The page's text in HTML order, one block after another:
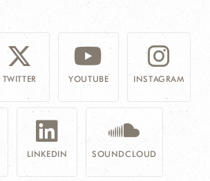
TWITTER YOUTUBE INSTAGRAM
LINKEDIN SOUNDCLOUD